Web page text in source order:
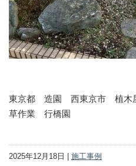
東京都 造園 西東京市 植
草作業 行橋園
2025年12月18日 | 施工事例